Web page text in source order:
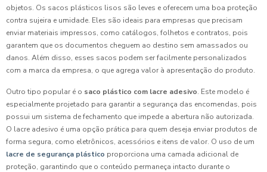
objetos. Os sacos plásticos lisos são leves e oferecem uma boa proteção
contra sujeira e umidade. Eles são ideais para empresas que precisam
enviar materiais impressos, como catálogos, folhetos e contratos, pois
garantem que os documentos cheguem ao destino sem amassados ou
danos. Além disso, esses sacos podem ser facilmente personalizados
com a marca da empresa, o que agrega valor à apresentação do produto.
Outro tipo popular é o saco plástico com lacre adesivo. Este modelo é
especialmente projetado para garantir a segurança das encomendas, pois
possui um sistema de fechamento que impede a abertura não autorizada.
O lacre adesivo é uma opção prática para quem deseja enviar produtos de
forma segura, como eletrônicos, acessórios e itens de valor. O uso de um
lacre de segurança plástico proporciona uma camada adicional de
proteção, garantindo que o conteúdo permaneça intacto durante o